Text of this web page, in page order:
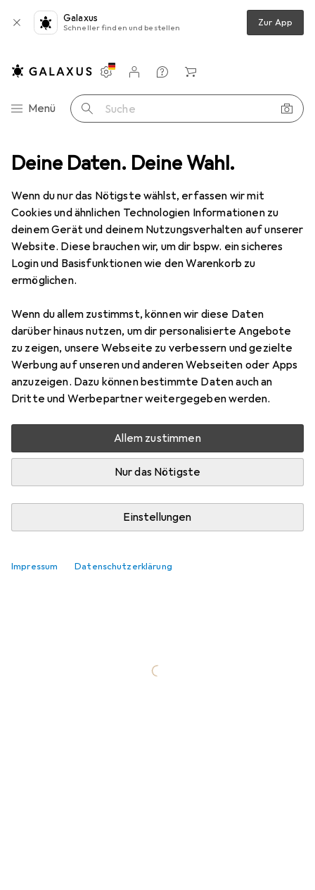
Deine Daten. Deine Wahl.
Wenn du nur das Nötigste wählst, erfassen wir mit
Cookies und ähnlichen Technologien Informationen zu
deinem Gerät und deinem Nutzungsverhalten auf unserer
Website. Diese brauchen wir, um dir bspw. ein sicheres
Login und Basisfunktionen wie den Warenkorb zu
ermöglichen.
Wenn du allem zustimmst, können wir diese Daten
darüber hinaus nutzen, um dir personalisierte Angebote
zu zeigen, unsere Webseite zu verbessern und gezielte
Werbung auf unseren und anderen Webseiten oder Apps
anzuzeigen. Dazu können bestimmte Daten auch an
Dritte und Werbepartner weitergegeben werden.
Allem zustimmen
Nur das Nötigste
Einstellungen
Impressum Datenschutzerklärung
Galaxus
Schneller finden und bestellen Zur App
Navigation nach Kategorien
Menü Suche
Einstellungen
Kundenkonto
Vergleichslisten
Merklisten
Warenkorb
Fahrzeugzubehör Auto Innenausstattung
Ausverkauf Autositzbezüge